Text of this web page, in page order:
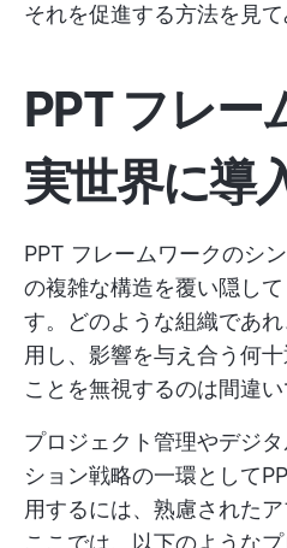
それを促進する方法を見て
PPT フレー
実世界に導
PPT フレームワークのシ
の複雑な構造を覆い隠し
す。どのような組織であ
用し、影響を与え合う何
ことを無視するのは間違い
プロジェクト管理やデジ
ション戦略の一環として
用するには、熟慮されたア
ここでは、以下のような